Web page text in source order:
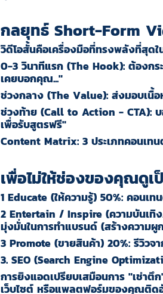
กลยุทธ์ Short-Form
วิดีโอสั้นคือเครื่องมือที่ทรงพลังที่สุดใ
0-3วินาทีแรก (The Hook): ต้องกร
เคยบอกคุณ..."
ช่วงกลาง (The Value): ส่งมอบเนื้อ
ช่วงท้าย (Call to Action - CTA):
เพื่อรับสูตรฟรี"
Content Matrix: 3 ประเภทคอนเท
เพื่อไม่ให้ช่องของคุณดู
1 Educate (ให้ความรู้) 50%: คอนเท
2 Entertain / Inspire (ความบันเทิง
มุ่งมั่นในการทำแบรนด์ (สร้างความ
3 Promote (ขายสินค้า) 20%:รีวิวจ
3. SEO (Search Engine
การยิงแอดเปรียบเสมือนการ "เช่าตึ
เว็บไซต์ หรือแพลตฟอร์มของคุณติด